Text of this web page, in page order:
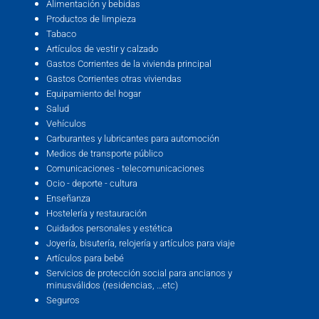
Alimentación y bebidas
Productos de limpieza
Tabaco
Artículos de vestir y calzado
Gastos Corrientes de la vivienda principal
Gastos Corrientes otras viviendas
Equipamiento del hogar
Salud
Vehículos
Carburantes y lubricantes para automoción
Medios de transporte público
Comunicaciones - telecomunicaciones
Ocio - deporte - cultura
Enseñanza
Hostelería y restauración
Cuidados personales y estética
Joyería, bisutería, relojería y artículos para viaje
Artículos para bebé
Servicios de protección social para ancianos y
minusválidos (residencias, …etc)
Seguros